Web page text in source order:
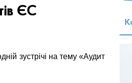
ЄС
зустрічі на тему «Аудит